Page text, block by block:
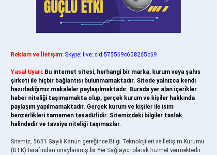
Reklam ve İletişim: Skype: live:.cid.575569c608265c69
Yasal Uyarı: Bu internet sitesi, herhangi bir marka, kurum veya şahıs
şirketi ile hiçbir bağlantısı bulunmamaktadır. Sitede yalnızca kendi
hazırladığımız makaleler paylaşılmaktadır. Burada yer alan içerikler
haber niteliği taşımamakta olup, gerçek kurum ve kişiler hakkında
paylaşım yapılmamaktadır. Gerçek kurum ve kişiler ile isim
benzerlikleri tamamen tesadüfidir. Sitemizdeki bilgiler taslak
halindedir ve tavsiye niteliği taşımazlar.
Sitemiz, 5651 Sayılı Kanun gereğince Bilgi Teknolojileri ve İletişim Kurumu
(BTK) tarafından onaylanmış bir Yer Sağlayıcı olarak hizmet vermektedir.